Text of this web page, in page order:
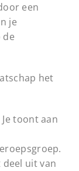
een
je
de
het
Je toont aan
deel uit van